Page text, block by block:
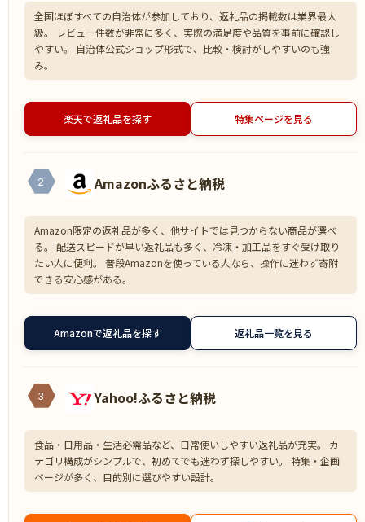
全国ほぼすべての自治体が参加しており、返礼品の掲載数は業界最大
級。 レビュー件数が非常に多く、実際の満足度や品質を事前に確認し
やすい。 自治体公式ショップ形式で、比較・検討がしやすいのも強
み。
楽天で返礼品を探す 特集ページを見る
2 Amazonふるさと納税
Amazon限定の返礼品が多く、他サイトでは見つからない商品が選べ
る。 配送スピードが早い返礼品も多く、冷凍・加工品をすぐ受け取り
たい人に便利。 普段Amazonを使っている人なら、操作に迷わず寄附
できる安心感がある。
Amazonで返礼品を探す 返礼品一覧を見る
3 Yahoo!ふるさと納税
食品・日用品・生活必需品など、日常使いしやすい返礼品が充実。 カ
テゴリ構成がシンプルで、初めてでも迷わず探しやすい。 特集・企画
ページが多く、目的別に選びやすい設計。